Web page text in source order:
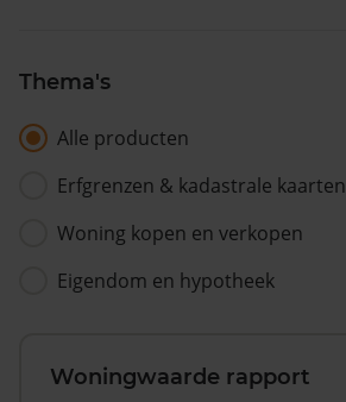
Thema's
Alle producten
Erfgrenzen & kadastrale kaarten
Woning kopen en verkopen
Eigendom en hypotheek
Woningwaarde rapport